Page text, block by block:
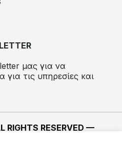
μας για να
τις υπηρεσίες και
RIGHTS RESERVED —